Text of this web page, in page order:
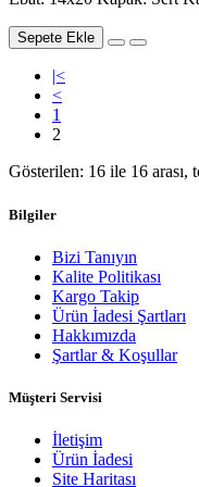
Sepete Ekle
|<
<
1
2
Gösterilen: 16 ile 16 arası,
Bilgiler
Bizi Tanıyın
Kalite Politikası
Kargo Takip
Ürün İadesi Şartları
Hakkımızda
Şartlar & Koşullar
Müşteri Servisi
İletişim
Ürün İadesi
Site Haritası